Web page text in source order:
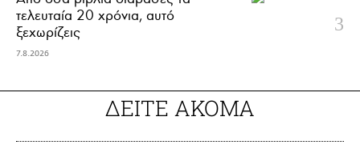
τελευταία 20 χρόνια, αυτό
ξεχωρίζεις
7.8.2026
ΔΕΙΤΕ ΑΚΟΜΑ